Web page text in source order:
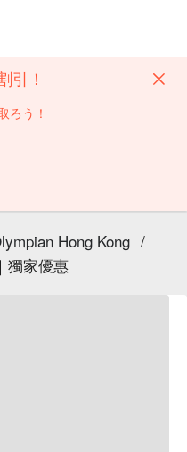
引！
ろう！
Hong Kong /
獨家優惠